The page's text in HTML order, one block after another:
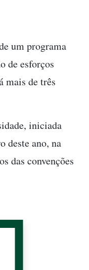
um programa
de esforços
mais de três
iniciada
deste ano, na
das convenções